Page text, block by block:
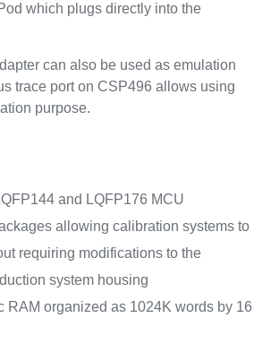
which plugs directly into the
can also be used as emulation
trace port on CSP496 allows using
purpose.
and LQFP176 MCU
allowing calibration systems to
requiring modifications to the
system housing
RAM organized as 1024K words by 16